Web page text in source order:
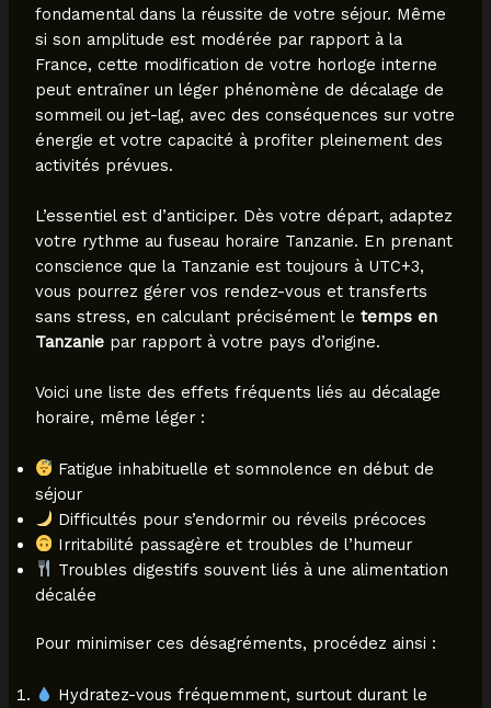
fondamental dans la réussite de votre séjour. Même
si son amplitude est modérée par rapport à la
France, cette modification de votre horloge interne
peut entraîner un léger phénomène de décalage de
sommeil ou jet-lag, avec des conséquences sur votre
énergie et votre capacité à profiter pleinement des
activités prévues.
L’essentiel est d’anticiper. Dès votre départ, adaptez
votre rythme au fuseau horaire Tanzanie. En prenant
conscience que la Tanzanie est toujours à UTC+3,
vous pourrez gérer vos rendez-vous et transferts
sans stress, en calculant précisément le temps en
Tanzaniepar rapport à votre pays d’origine.
Voici une liste des effets fréquents liés au décalage
horaire, même léger :
Fatigue inhabituelle et somnolence en début de
séjour
Difficultés pour s’endormir ou réveils précoces
Irritabilité passagère et troubles de l’humeur
Troubles digestifs souvent liés à une alimentation
décalée
Pour minimiser ces désagréments, procédez ainsi :
Hydratez-vous fréquemment, surtout durant le